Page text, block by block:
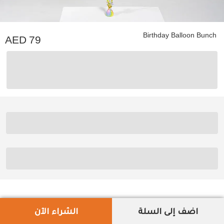
Birthday Balloon Bunch
79
اضف إلى السلة الشراء الآن